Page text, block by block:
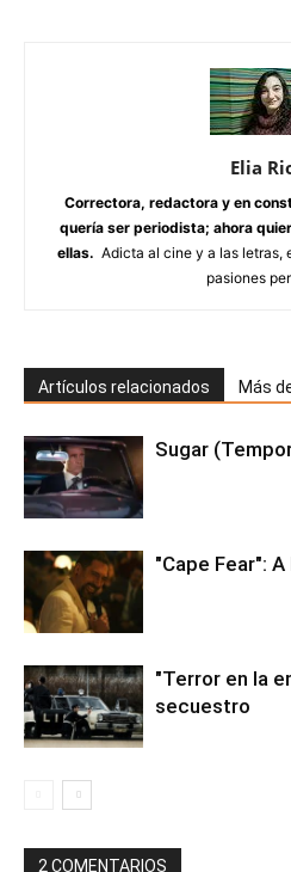
Elia
Correctora, redactora y en
quería ser periodista; ahora
ellas. Adicta al cine y a las letras,
pasiones
Artículos relacionados Más
Sugar
"Cape Fear":
"Terror en la
secuestro
2 COMENTARIOS